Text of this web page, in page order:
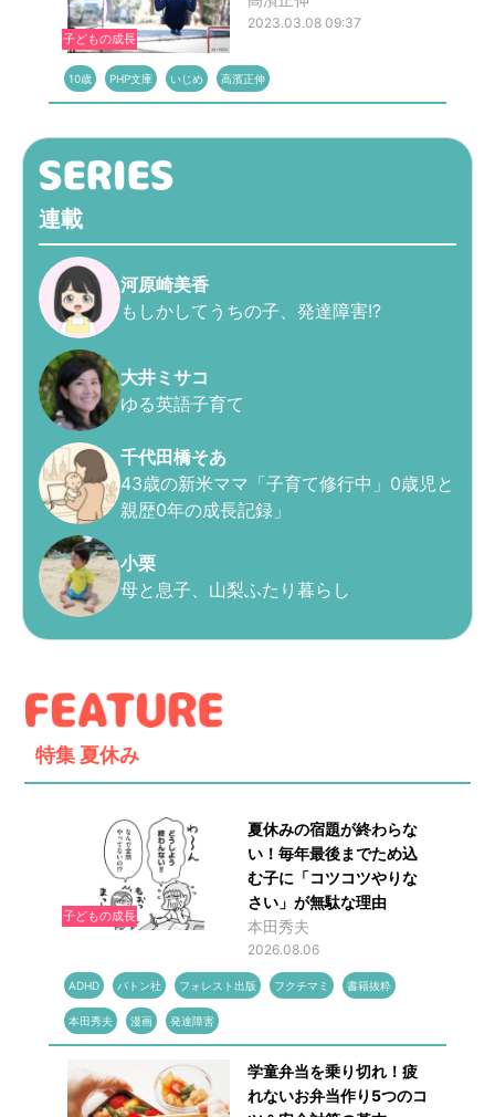
子どもの成長
2023.03.08 09:37
10歳 PHP文庫 いじめ 高濱正伸
連載
河原崎美香
もしかしてうちの子、発達障害!?
大井ミサコ
ゆる英語子育て
千代田橋そあ
43歳の新米ママ「子育て修行中」0歳児と
親歴0年の成長記録」
小栗
母と息子、山梨ふたり暮らし
特集 夏休み
子どもの成長
夏休みの宿題が終わらな
い！毎年最後までため込
む子に「コツコツやりな
さい」が無駄な理由
本田秀夫
2026.08.06
ADHD バトン社 フォレスト出版 フクチマミ 書籍抜粋
本田秀夫 漫画 発達障害
学童弁当を乗り切れ！疲
れないお弁当作り5つのコ